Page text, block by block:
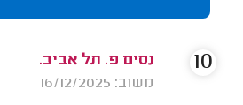
נסים פ. תל אביב.
משוב: 16/12/2025
10